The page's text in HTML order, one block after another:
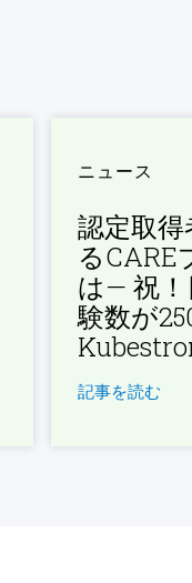
ニュース
認定取
るCARE
は— 祝！
験数が
記事を読む